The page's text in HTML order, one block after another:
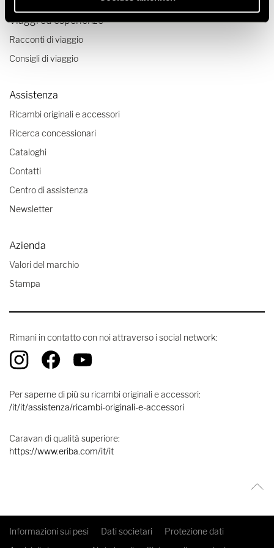
Viaggi ed esperienze
Racconti di viaggio
Consigli di viaggio
Assistenza
Ricambi originali e accessori
Ricerca concessionari
Cataloghi
Contatti
Centro di assistenza
Newsletter
Azienda
Valori del marchio
Stampa
Rimani in contatto con noi attraverso i social network:
Per saperne di più su ricambi originali e accessori:
/it/it/assistenza/ricambi-originali-e-accessori
Caravan di qualità superiore:
https://www.eriba.com/it/it
Informazioni sui pesi Dati societari
Protezione dati